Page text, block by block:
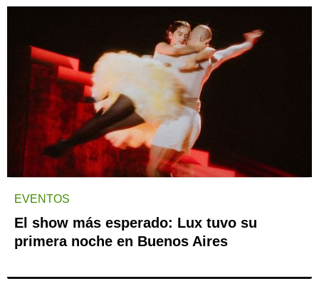
EVENTOS
El show más esperado: Lux tuvo su
primera noche en Buenos Aires